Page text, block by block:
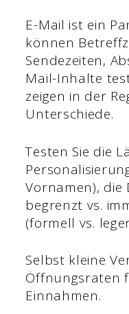
E-Mail ist ein
können
Sendezeiten,
Mail-Inhalte
zeigen in der
Unterschiede.
Testen Sie die
Vornamen), die
begrenzt vs.
(formell vs.
Selbst kleine
Öffnungsraten
Einnahmen.